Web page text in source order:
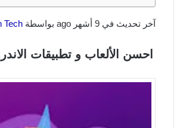
آخر تحديث في 9 أشهر ago بواسطة Tech
احسن الألعاب و تطبيقات